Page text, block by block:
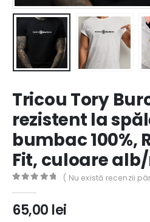
Tricou Tory
rezistent la
bumbac 100%,
Fit, culoare
( Nu există recenzii
65,00 lei